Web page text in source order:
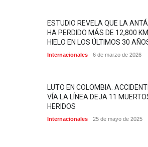
ESTUDIO REVELA QUE LA
HA PERDIDO MÁS DE 12,800
HIELO EN LOS ÚLTIMOS 30
Internacionales 6 de marzo de 2026
LUTO EN COLOMBIA:
VÍA LA LÍNEA DEJA 11
HERIDOS
Internacionales 25 de mayo de 2025